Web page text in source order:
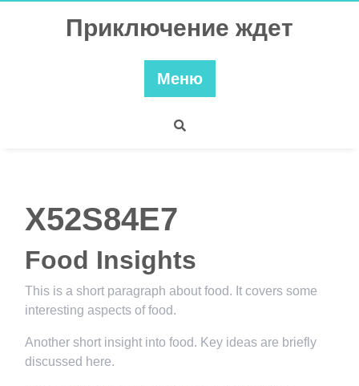
Приключение ждет
Меню
X52S84E7
Food Insights
This is a short paragraph about food. It covers some
interesting aspects of food.
Another short insight into food. Key ideas are briefly
discussed here.